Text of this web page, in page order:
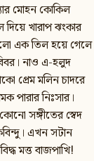
মোহন কোকিল
খারাপ ঝংকার
এক তিল হয়ে
নাও এ-হলুদ
প্রেম মলিন চাদরে
পারার নিঃসার।
সঙ্গীতের স্বেদ
এখন সটান
মত্ত বাজপাখি!